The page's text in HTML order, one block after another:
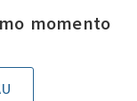
momento